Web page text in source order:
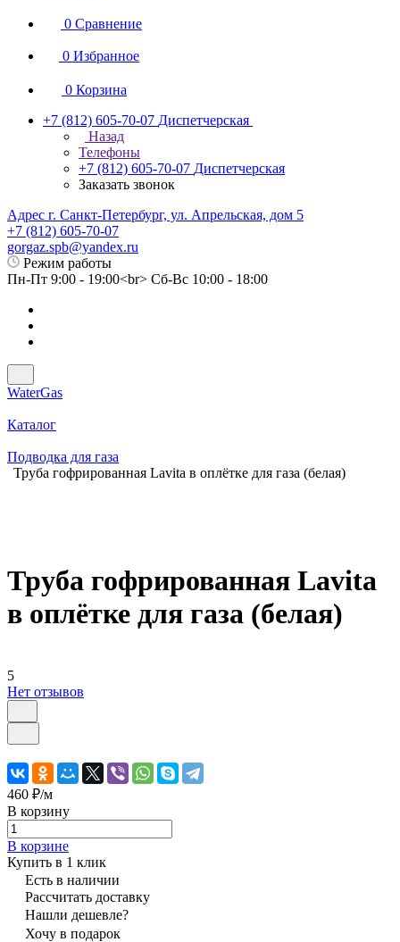
0 Сравнение
0 Избранное
0 Корзина
+7 (812) 605-70-07 Диспетчерская
Назад
Телефоны
+7 (812) 605-70-07 Диспетчерская
Заказать звонок
Адрес г. Санкт-Петербург, ул. Апрельская, дом 5
+7 (812) 605-70-07
gorgaz.spb@yandex.ru
Режим работы
Пн-Пт 9:00 - 19:00<br> Сб-Вс 10:00 - 18:00
WaterGas
Каталог
Подводка для газа
Труба гофрированная Lavita в оплётке для газа (белая)
Труба гофрированная Lavita
в оплётке для газа (белая)
5
Нет отзывов
460 ₽/м
В корзину
В корзине
Купить в 1 клик
Есть в наличии
Рассчитать доставку
Нашли дешевле?
Хочу в подарок